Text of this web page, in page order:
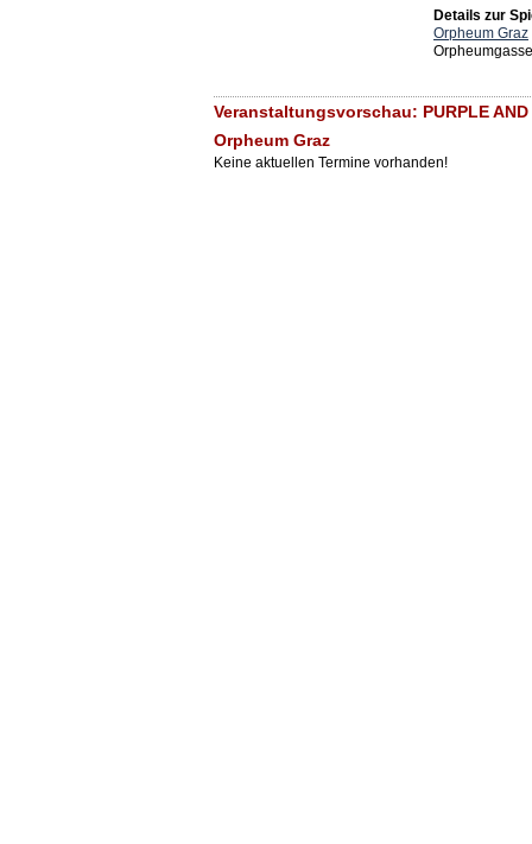
Details zur
Orpheum Graz
Veranstaltungsvorschau: PURPLE AND
Orpheum Graz
Keine aktuellen Termine vorhanden!